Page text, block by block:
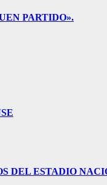
PARTIDO».
DEL ESTADIO